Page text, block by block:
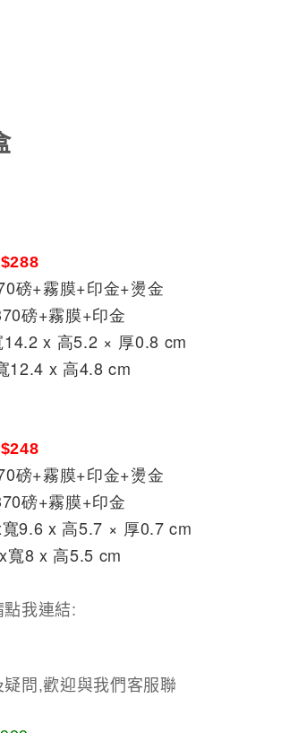
磅+霧膜+印金+燙金
磅+霧膜+印金
x 高5.2 × 厚0.8 cm
12.4 x 高4.8 cm
磅+霧膜+印金+燙金
磅+霧膜+印金
9.6 x 高5.7 × 厚0.7 cm
寬8 x 高5.5 cm
我連結:
問,歡迎與我們客服聯